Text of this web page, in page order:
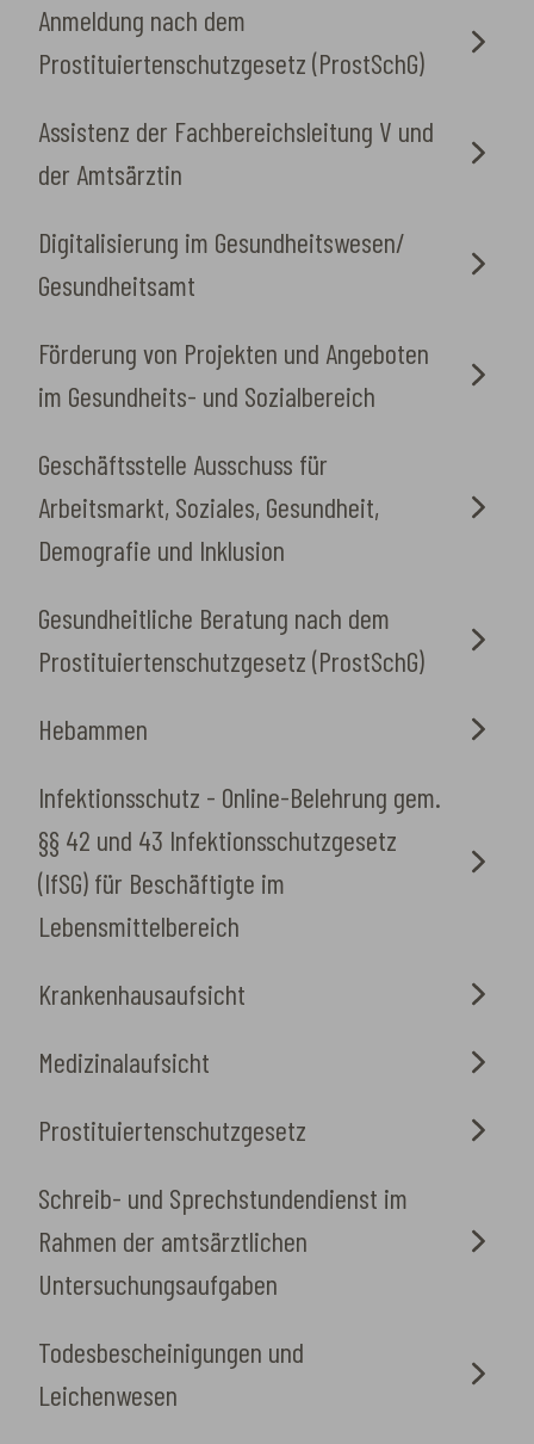
Anmeldung nach dem
Prostituiertenschutzgesetz (ProstSchG)
Assistenz der Fachbereichsleitung V und
der Amtsärztin
Digitalisierung im Gesundheitswesen/
Gesundheitsamt
Förderung von Projekten und Angeboten
im Gesundheits- und Sozialbereich
Geschäftsstelle Ausschuss für
Arbeitsmarkt, Soziales, Gesundheit,
Demografie und Inklusion
Gesundheitliche Beratung nach dem
Prostituiertenschutzgesetz (ProstSchG)
Hebammen
Infektionsschutz - Online-Belehrung gem.
§§ 42 und 43 Infektionsschutzgesetz
(IfSG) für Beschäftigte im
Lebensmittelbereich
Krankenhausaufsicht
Medizinalaufsicht
Prostituiertenschutzgesetz
Schreib- und Sprechstundendienst im
Rahmen der amtsärztlichen
Untersuchungsaufgaben
Todesbescheinigungen und
Leichenwesen